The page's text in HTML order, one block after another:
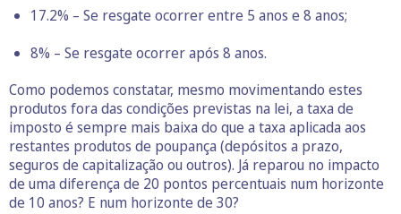
17.2% – Se resgate ocorrer entre 5 anos e 8 anos;
8% – Se resgate ocorrer após 8 anos.
Como podemos constatar, mesmo movimentando estes
produtos fora das condições previstas na lei, a taxa de
imposto é sempre mais baixa do que a taxa aplicada aos
restantes produtos de poupança (depósitos a prazo,
seguros de capitalização ou outros). Já reparou no impacto
de uma diferença de 20 pontos percentuais num horizonte
de 10 anos? E num horizonte de 30?